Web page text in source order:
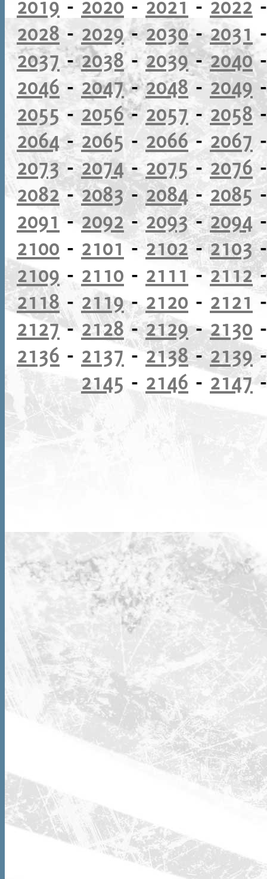
2019 - 2020 - 2021 - 2022
2028- 2029-2030-2031
2037-2038-2039-2040
2046 - 2047-2048 -2049
2055 - 2056-2057- 2058
2064-2065 - 2066- 2067
2073-2074-2075-2076
2082-2083-2084- 2085
2091 -2092-2093-2094
2100 - 2101-2102-2103
2109 - 2110 - 2111 - 2112
2118- 2119-2120 - 2121
2127- 2128-2129-2130
2136 - 2137-2138-2139
2145 - 2146 - 2147